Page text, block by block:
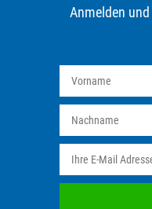
Anmelden und